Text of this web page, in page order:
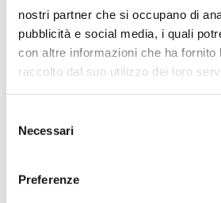
nostri partner che si occupano di
pubblicità e social media, i quali
con altre informazioni che ha fornito
raccolto dal suo utilizzo dei loro
delNecessari
Preferenze
La gestione della finanza aziendale
isolato: è il sistema circolatorio che
economico-operativo dell’impresa.
visto nel precedente articolo, per
flusso di cassa attendibile dobbiamo